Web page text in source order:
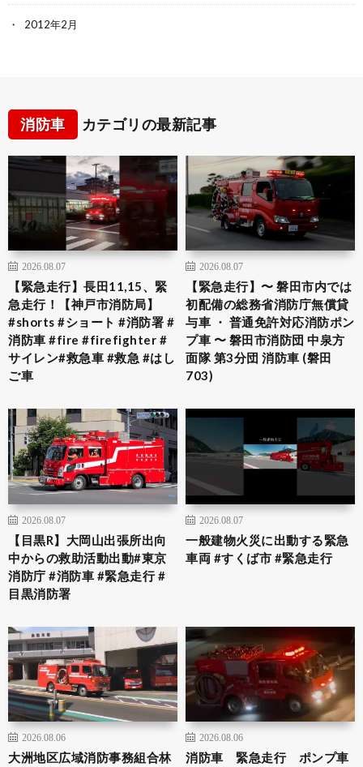
2012年2月
消防車 カテゴリの最新記事
2026.08.07
【緊急走行】長田11,15、緊
急走行！【神戸市消防局】
#shorts #ショート #消防署 #
消防車 #fire #firefighter #
サイレン#救急車 #救急 #はし
ご車
2026.08.07
【緊急走行】〜 磐田市内では
初配備の総務省消防庁無償貸
与車 ・ 普通免許対応消防ポン
プ車 〜 磐田市消防団 中泉方
面隊 第3分団 消防車 (磐田
703)
2026.08.07
【目黒R】大岡山出張所出向
中からの救助活動出動#東京
消防庁 #消防車 #緊急走行 #
目黒消防署
2026.08.07
一般建物火災に出動する緊急
車両 #すくば市 #緊急走行
2026.08.06
大洲地区広域消防事務組合林
2026.08.06
消防車 緊急走行 ポンプ車